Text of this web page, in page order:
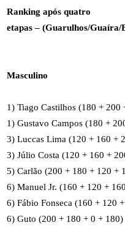
Ranking após quatro
etapas – (Guarulhos/Guaíra/
Masculino
1) Tiago Castilhos (180 +
1) Gustavo Campos (180 +
3) Luccas Lima (120 + 160 +
3) Júlio Costa (120 + 160 +
5) Carlão (200 + 180 + 120 +
6) Manuel Jr. (160 + 120 +
6) Fábio Fonseca (160 + 120
6) Guto (200 + 180 + 0 + 180)